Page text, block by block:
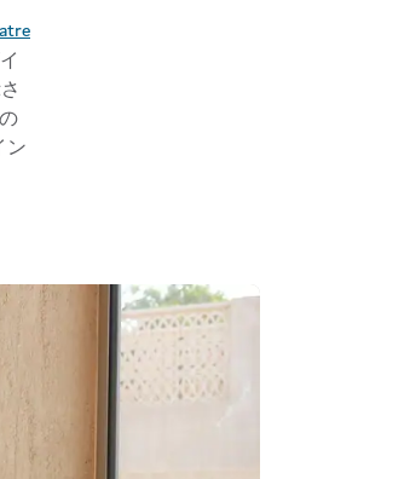
ン